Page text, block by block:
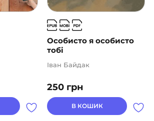
Особисто я особисто
тобі
250 грн
Іван Байдак
В КОШИК